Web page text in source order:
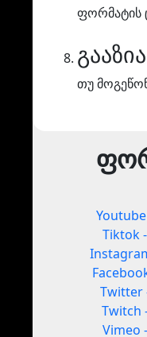
ფორმატის
თუ
Tiktok
Twitter
Twitch
Vimeo